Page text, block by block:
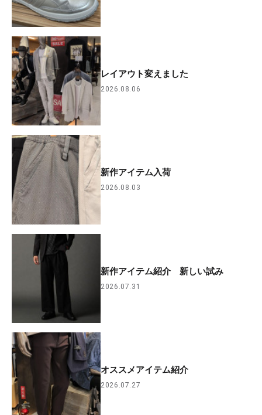
レイアウト変えました
2026.08.06
新作アイテム入荷
2026.08.03
新作アイテム紹介 新しい試み
2026.07.31
オススメアイテム紹介
2026.07.27